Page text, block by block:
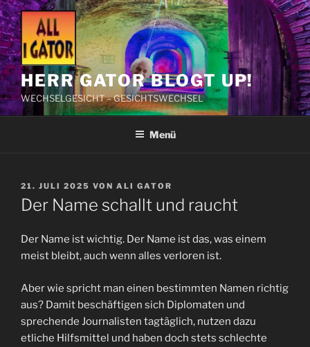
Zum
Inhalt
springen
HERR GATOR BLOGT UP!
WECHSELGESICHT – GESICHTSWECHSEL
Menü
VERÖFFENTLICHT
AM
21. JULI 2025 VON ALI GATOR
Der Name schallt und raucht
Der Name ist wichtig. Der Name ist das, was einem
meist bleibt, auch wenn alles verloren ist.
Aber wie spricht man einen bestimmten Namen richtig
aus? Damit beschäftigen sich Diplomaten und
sprechende Journalisten tagtäglich, nutzen dazu
etliche Hilfsmittel und haben doch stets schlechte